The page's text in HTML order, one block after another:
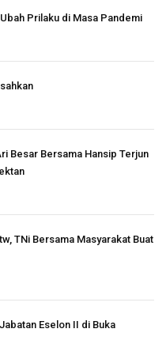
Prilaku di Masa Pandemi
Besar Bersama Hansip Terjun
TNi Bersama Masyarakat Buat
Eselon II di Buka